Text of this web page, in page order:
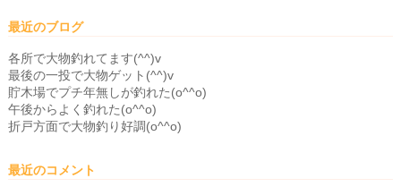
最近のブログ
各所で大物釣れてます(^^)v
最後の一投で大物ゲット(^^)v
貯木場でプチ年無しが釣れた(o^^o)
午後からよく釣れた(o^^o)
折戸方面で大物釣り好調(o^^o)
最近のコメント